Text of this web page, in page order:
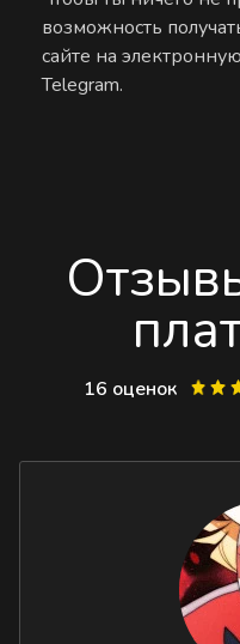
возможность
сайте на
Telegram.
16 оценок